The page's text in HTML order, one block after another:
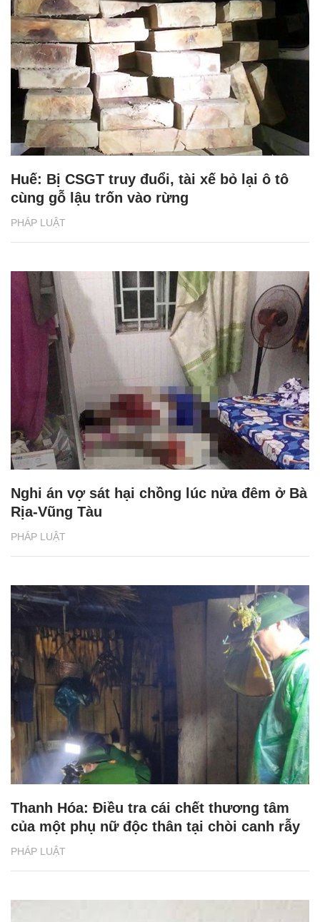
PHÁP LUẬT
Huế: Bị CSGT truy đuổi, tài xế bỏ lại ô tô
cùng gỗ lậu trốn vào rừng
PHÁP LUẬT
Nghi án vợ sát hại chồng lúc nửa đêm ở Bà
Rịa-Vũng Tàu
PHÁP LUẬT
Thanh Hóa: Điều tra cái chết thương tâm
của một phụ nữ độc thân tại chòi canh rẫy